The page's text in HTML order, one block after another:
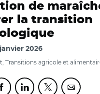
de
la transition
2026
Transitions agricole et
Partager cette page sur
Partager cette page
Partager cette